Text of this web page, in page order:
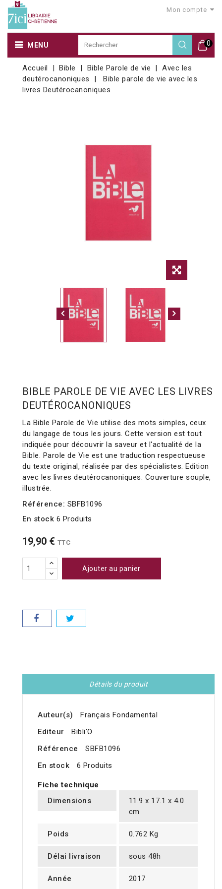
Mon compte
0
MENU
Accueil Bible Bible Parole de vie
Avec les
deutérocanoniques
Bible parole de vie avec les
livres Deutérocanoniques
BIBLE PAROLE DE VIE AVEC LES LIVRES
DEUTÉROCANONIQUES
La Bible Parole de Vie utilise des mots simples, ceux
du langage de tous les jours. Cette version est tout
indiquée pour découvrir la saveur et l'actualité de la
Bible. Parole de Vie est une traduction respectueuse
du texte original, réalisée par des spécialistes. Edition
avec les livres deutérocanoniques. Couverture souple,
illustrée.
Référence: SBFB1096
En stock 6 Produits
19,90 € TTC
Ajouter au panier
Détails du produit
Auteur(s)
Français Fondamental
Editeur
Bibli'O
Référence
SBFB1096
En stock
6 Produits
Fiche technique
Dimensions
11.9 x 17.1 x 4.0
cm
Poids 0.762 Kg
Délai livraison sous 48h
Année 2017